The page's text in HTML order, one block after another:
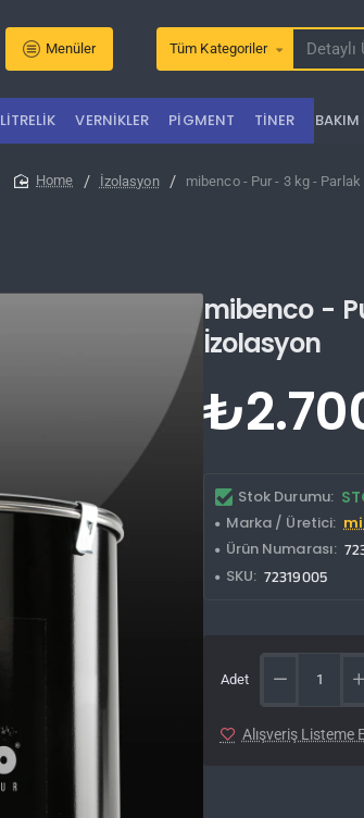
Menüler Tüm Kategoriler
Detaylı
Arama...
LITRELIK VERNIKLER PIGMENT TINER BAKIM
İzolasyon mibenco - Pur - 3 kg -
mibenco -
İzolasyon
Stok Durumu:
Marka / Üretici:
Ürün Numarası:
SKU: 72319005
Adet
Alışveriş Listeme